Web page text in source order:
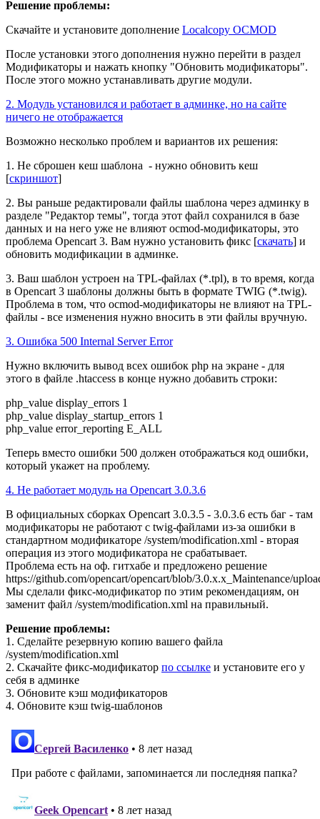
Решение проблемы:
Скачайте и установите дополнение Localcopy OCMOD
После установки этого дополнения нужно перейти в раздел
Модификаторы и нажать кнопку "Обновить модификаторы".
После этого можно устанавливать другие модули.
2. Модуль установился и работает в админке, но на сайте
ничего не отображается
Возможно несколько проблем и вариантов их решения:
1. Не сброшен кеш шаблона - нужно обновить кеш
[скриншот]
2. Вы раньше редактировали файлы шаблона через админку в
разделе "Редактор темы", тогда этот файл сохранился в базе
данных и на него уже не влияют ocmod-модификаторы, это
проблема Opencart 3. Вам нужно установить фикс [скачать] и
обновить модификации в админке.
3. Ваш шаблон устроен на TPL-файлах (*.tpl), в то время, когда
в Opencart 3 шаблоны должны быть в формате TWIG (*.twig).
Проблема в том, что ocmod-модификаторы не влияют на TPL-
файлы - все изменения нужно вносить в эти файлы вручную.
3. Ошибка 500 Internal Server Error
Нужно включить вывод всех ошибок php на экране - для
этого в файле .htaccess в конце нужно добавить строки:
php_value display_errors 1
php_value display_startup_errors 1
php_value error_reporting E_ALL
Теперь вместо ошибки 500 должен отображаться код ошибки,
который укажет на проблему.
4. Не работает модуль на Opencart 3.0.3.6
В официальных сборках Opencart 3.0.3.5 - 3.0.3.6 есть баг - там
модификаторы не работают с twig-файлами из-за ошибки в
стандартном модификаторе /system/modification.xml - вторая
операция из этого модификатора не срабатывает.
Проблема есть на оф. гитхабе и предложено решение
https://github.com/opencart/opencart/blob/3.0.x.x_Maintenance/
Мы сделали фикс-модификатор по этим рекомендациям, он
заменит файл /system/modification.xml на правильный.
Решение проблемы:
1. Сделайте резервную копию вашего файла
/system/modification.xml
2. Скачайте фикс-модификатор по ссылке и установите его у
себя в админке
3. Обновите кэш модификаторов
4. Обновите кэш twig-шаблонов